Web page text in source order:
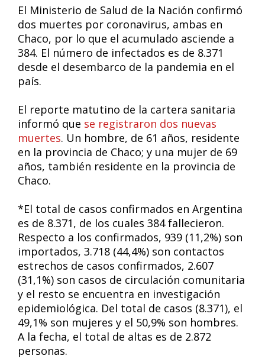
El Ministerio de Salud de la Nación confirmó
dos muertes por coronavirus, ambas en
Chaco, por lo que el acumulado asciende a
384. El número de infectados es de 8.371
desde el desembarco de la pandemia en el
país.
El reporte matutino de la cartera sanitaria
informó que se registraron dos nuevas
muertes. Un hombre, de 61 años, residente
en la provincia de Chaco; y una mujer de 69
años, también residente en la provincia de
Chaco.
*El total de casos confirmados en Argentina
es de 8.371, de los cuales 384 fallecieron.
Respecto a los confirmados, 939 (11,2%) son
importados, 3.718 (44,4%) son contactos
estrechos de casos confirmados, 2.607
(31,1%) son casos de circulación comunitaria
y el resto se encuentra en investigación
epidemiológica. Del total de casos (8.371), el
49,1% son mujeres y el 50,9% son hombres.
A la fecha, el total de altas es de 2.872
personas.